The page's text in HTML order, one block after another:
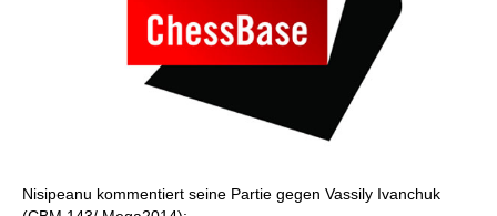
Nisipeanu kommentiert seine Partie gegen Vassily Ivanchuk